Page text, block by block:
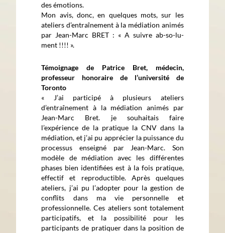
des émotions.
Mon avis, donc, en quelques mots, sur les
ateliers d’entraînement à la médiation animés
par Jean-Marc BRET : « A suivre ab-so-lu-
ment !!!! ».
Témoignage de Patrice Bret, médecin,
professeur honoraire de l’université de
Toronto
« J’ai participé à plusieurs ateliers
d’entraînement à la médiation animés par
Jean-Marc Bret. je souhaitais faire
l’expérience de la pratique la CNV dans la
médiation, et j’ai pu apprécier la puissance du
processus enseigné par Jean-Marc. Son
modèle de médiation avec les différentes
phases bien identifiées est à la fois pratique,
effectif et reproductible. Après quelques
ateliers, j’ai pu l’adopter pour la gestion de
conflits dans ma vie personnelle et
professionnelle. Ces ateliers sont totalement
participatifs, et la possibilité pour les
participants de pratiquer dans la position de